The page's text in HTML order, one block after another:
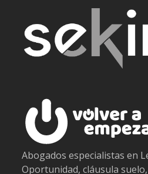
Abogados especialistas en
Oportunidad, cláusula